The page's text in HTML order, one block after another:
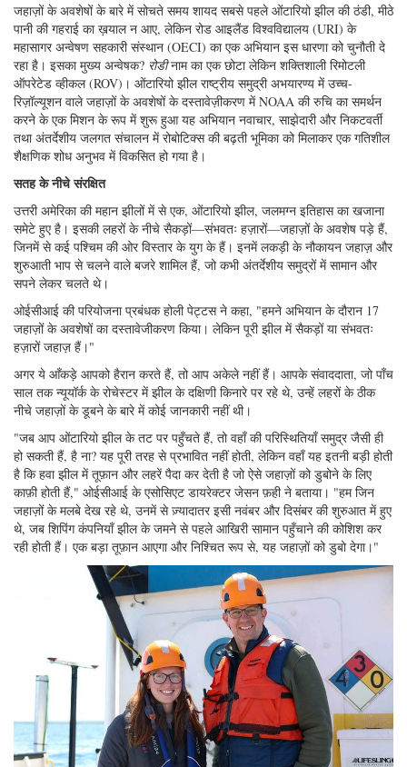
जहाज़ों के अवशेषों के बारे में सोचते समय शायद सबसे पहले ओंटारियो झील की ठंडी, मीठे
पानी की गहराई का ख़याल न आए, लेकिन रोड आइलैंड विश्वविद्यालय (URI) के
महासागर अन्वेषण सहकारी संस्थान (OECI) का एक अभियान इस धारणा को चुनौती दे
रहा है। इसका मुख्य अन्वेषक? रोडीनाम का एक छोटा लेकिन शक्तिशाली रिमोटली
ऑपरेटेड व्हीकल (ROV)। ओंटारियो झील राष्ट्रीय समुद्री अभयारण्य में उच्च-
रिज़ॉल्यूशन वाले जहाज़ों के अवशेषों के दस्तावेज़ीकरण में NOAA की रुचि का समर्थन
करने के एक मिशन के रूप में शुरू हुआ यह अभियान नवाचार, साझेदारी और निकटवर्ती
तथा अंतर्देशीय जलगत संचालन में रोबोटिक्स की बढ़ती भूमिका को मिलाकर एक गतिशील
शैक्षणिक शोध अनुभव में विकसित हो गया है।
सतह के नीचे संरक्षित
उत्तरी अमेरिका की महान झीलों में से एक, ओंटारियो झील, जलमग्न इतिहास का खजाना
समेटे हुए है। इसकी लहरों के नीचे सैकड़ों—संभवतः हज़ारों—जहाज़ों के अवशेष पड़े हैं,
जिनमें से कई पश्चिम की ओर विस्तार के युग के हैं। इनमें लकड़ी के नौकायन जहाज़ और
शुरुआती भाप से चलने वाले बजरे शामिल हैं, जो कभी अंतर्देशीय समुद्रों में सामान और
सपने लेकर चलते थे।
ओईसीआई की परियोजना प्रबंधक होली पेट्टस ने कहा, "हमने अभियान के दौरान 17
जहाज़ों के अवशेषों का दस्तावेजीकरण किया। लेकिन पूरी झील में सैकड़ों या संभवतः
हज़ारों जहाज़ हैं।"
अगर ये आँकड़े आपको हैरान करते हैं, तो आप अकेले नहीं हैं। आपके संवाददाता, जो पाँच
साल तक न्यूयॉर्क के रोचेस्टर में झील के दक्षिणी किनारे पर रहे थे, उन्हें लहरों के ठीक
नीचे जहाज़ों के डूबने के बारे में कोई जानकारी नहीं थी।
"जब आप ओंटारियो झील के तट पर पहुँचते हैं, तो वहाँ की परिस्थितियाँ समुद्र जैसी ही
हो सकती हैं, है ना? यह पूरी तरह से प्रभावित नहीं होती, लेकिन वहाँ यह इतनी बड़ी होती
है कि हवा झील में तूफ़ान और लहरें पैदा कर देती है जो ऐसे जहाज़ों को डुबोने के लिए
काफ़ी होती हैं," ओईसीआई के एसोसिएट डायरेक्टर जेसन फ़ही ने बताया। "हम जिन
जहाज़ों के मलबे देख रहे थे, उनमें से ज़्यादातर इसी नवंबर और दिसंबर की शुरुआत में हुए
थे, जब शिपिंग कंपनियाँ झील के जमने से पहले आखिरी सामान पहुँचाने की कोशिश कर
रही होती हैं। एक बड़ा तूफ़ान आएगा और निश्चित रूप से, यह जहाज़ों को डुबो देगा।"